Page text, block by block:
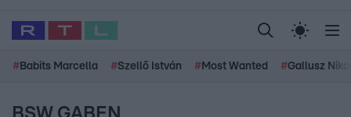
# Babits Marcella #Szellő István # Most Wanted #Gallusz